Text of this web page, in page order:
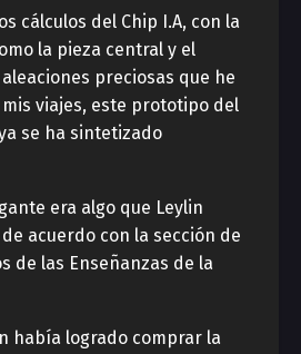
cálculos del Chip I.A, con la
la pieza central y el
preciosas que he
viajes, este prototipo del
se ha sintetizado
era algo que Leylin
acuerdo con la sección de
de las Enseñanzas de la
había logrado comprar la